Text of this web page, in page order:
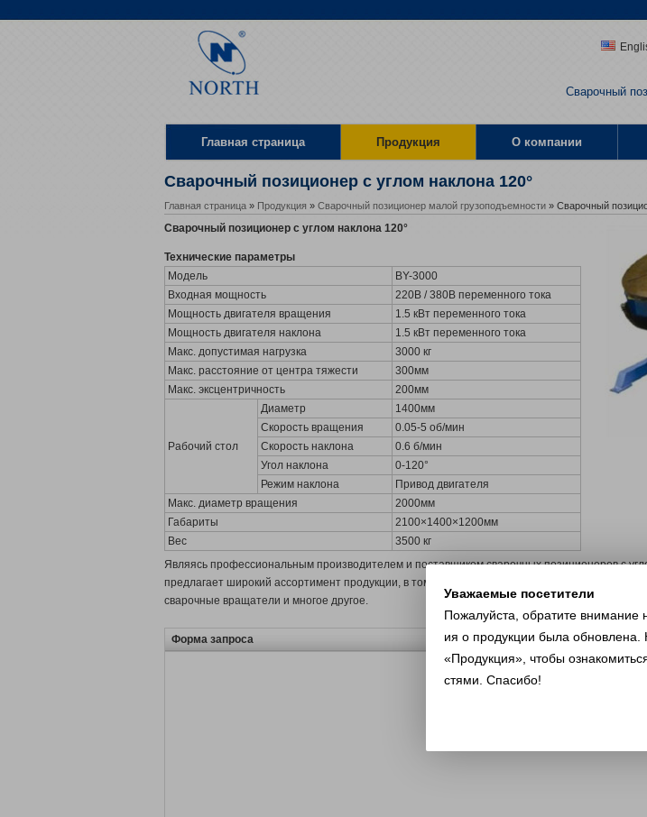
Сварочный
Главная страница Продукция О компании
Местоположение
Сварочный позиционер с углом наклона 120°
Главная страница » Продукция » Сварочный позиционер малой грузоподъемности » Сварочный
Сварочный позиционер с углом наклона 120°
Технические параметры
Модель
BY-3000
Входная мощность
220В / 380В переменного тока
Мощность двигателя вращения
1.5 кВт переменного тока
Мощность двигателя наклона
1.5 кВт переменного тока
Макс. допустимая нагрузка
3000 кг
Макс. расстояние от центра тяжести
300мм
Макс. эксцентричность
200мм
Рабочий стол
Диаметр
1400мм
Скорость вращения
0.05-5 об/мин
Скорость наклона
0.6 б/мин
Угол наклона
0-120°
Режим наклона
Привод двигателя
Макс. диаметр вращения
2000мм
Габариты
2100×1400×1200мм
Вес
3500 кг
Являясь профессиональным производителем и поставщиком сварочных позиционеров с
предлагает широкий ассортимент продукции, в том числе сварочные горелки MAG с
сварочные вращатели и многое другое.
Форма запроса
Уважаемые посетители
Пожалуйста, обратите внимание
ия о продукции была обновлена.
«Продукция», чтобы
стями. Спасибо!